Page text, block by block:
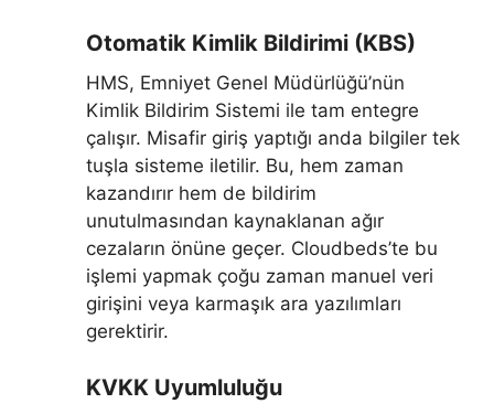
Otomatik Kimlik Bildirimi (KBS)
HMS, Emniyet Genel Müdürlüğü’nün
Kimlik Bildirim Sistemi ile tam entegre
çalışır. Misafir giriş yaptığı anda bilgiler tek
tuşla sisteme iletilir. Bu, hem zaman
kazandırır hem de bildirim
unutulmasından kaynaklanan ağır
cezaların önüne geçer. Cloudbeds’te bu
işlemi yapmak çoğu zaman manuel veri
girişini veya karmaşık ara yazılımları
gerektirir.
KVKK Uyumluluğu